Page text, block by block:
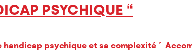
PSYCHIQUE “
psychique et sa complexité ´